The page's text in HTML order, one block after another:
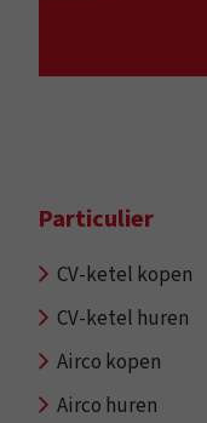
Particulier
CV-ketel kopen
CV-ketel huren
Airco kopen
Airco huren